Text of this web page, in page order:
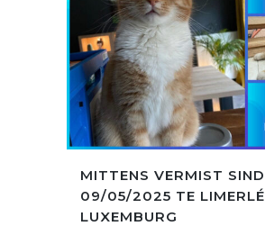
MITTENS VERMIST
09/05/2025 TE LIMERLÉ
LUXEMBURG